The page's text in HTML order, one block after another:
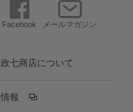
Facebook メールマガジン
七商店について
報